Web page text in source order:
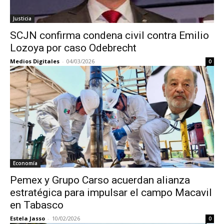
Justicia
SCJN confirma condena civil contra Emilio
Lozoya por caso Odebrecht
Medios Digitales - 04/03/2026 0
Economía
Pemex y Grupo Carso acuerdan alianza
estratégica para impulsar el campo Macavil
en Tabasco
Estela Jasso - 10/02/2026 0